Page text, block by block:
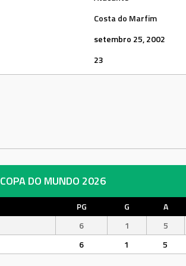
Costa do Marfim
setembro 25, 2002
23
COPA DO MUNDO 2026
PG G A
6 1 5
6 1 5